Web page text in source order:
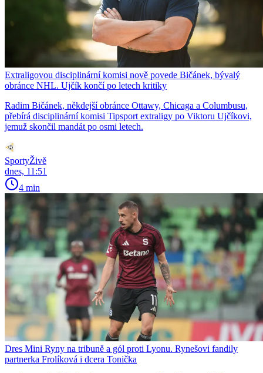
Extraligovou disciplinární komisi nově povede Bičánek, bývalý
obránce NHL. Ujčík končí po letech kritiky
Radim Bičánek, někdejší obránce Ottawy, Chicaga a Columbusu,
přebírá disciplinární komisi Tipsport extraligy po Viktoru Ujčíkovi,
jemuž skončil mandát po osmi letech.
SportyŽivě
dnes, 11:51
4 min
Dres Mini Ryny na tribuně a gól proti Lyonu. Rynešovi fandily
partnerka Frolíková i dcera Tonička